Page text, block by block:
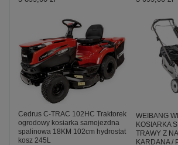
Cedrus C-TRAC 102HC Traktorek
ogrodowy kosiarka samojezdna
spalinowa 18KM 102cm hydrostat
kosz 245L
WEIBANG
KOSIARKA
TRAWY Z
KARDANA /